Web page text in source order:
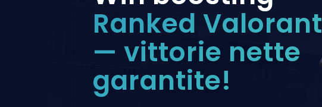
Counter-Strike
Rocket League
Path of Exile 2
Placements
Wins
Coaching
Teammate
Ranked Valorant
— vittorie nette
garantite!